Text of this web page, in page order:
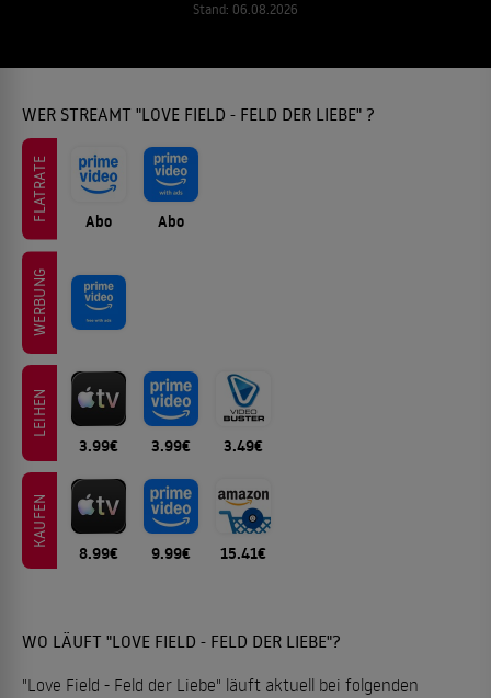
Stand: 06.08.2026
WER STREAMT "LOVE FIELD - FELD DER LIEBE" ?
FLATRATE Abo Abo
WERBUNG
LEIHEN
3.99€ 3.99€ 3.49€
KAUFEN
8.99€ 9.99€ 15.41€
WO LÄUFT "LOVE FIELD - FELD DER LIEBE"?
"Love Field - Feld der Liebe" läuft aktuell bei folgenden